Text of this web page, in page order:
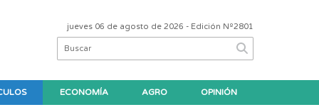
jueves 06 de agosto de 2026 - Edición Nº2801
ECONOMÍA AGRO OPINIÓN